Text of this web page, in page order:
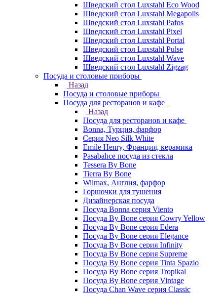
Шведский стол Luxstahl Eco Wood
Шведский стол Luxstahl Megapolis
Шведский стол Luxstahl Pafos
Шведский стол Luxstahl Pixel
Шведский стол Luxstahl Portal
Шведский стол Luxstahl Pulse
Шведский стол Luxstahl Wave
Шведский стол Luxstahl Zigzag
Посуда и столовые приборы
Назад
Посуда и столовые приборы
Посуда для ресторанов и кафе
Назад
Посуда для ресторанов и кафе
Bonna, Турция, фарфор
Cерия Neo Silk White
Emile Henry, Франция, керамика
Pasabahce посуда из стекла
Tessera By Bone
Tierra By Bone
Wilmax, Англия, фарфор
Горшочки для тушения
Дизайнерская посуда
Посуда Bonna серия Viento
Посуда By Bone серия Cowry Yellow
Посуда By Bone серия Edera
Посуда By Bone серия Elegance
Посуда By Bone серия Infinity
Посуда By Bone серия Supreme
Посуда By Bone серия Tinta Spazio
Посуда By Bone серия Tropikal
Посуда By Bone серия Vintage
Посуда Chan Wave серия Classic